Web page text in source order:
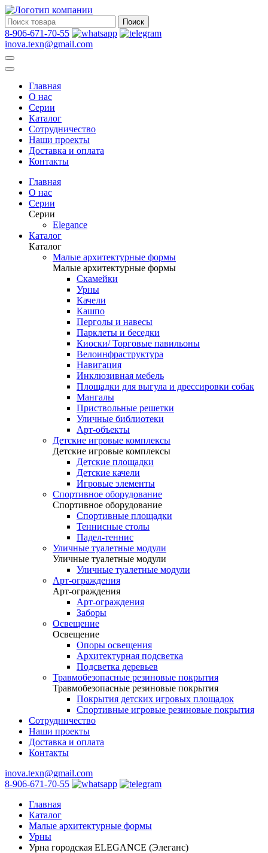
Поиск
8-906-671-70-55
inova.texn@gmail.com
Главная
О нас
Серии
Каталог
Сотрудничество
Наши проекты
Доставка и оплата
Контакты
Главная
О нас
Серии
Серии
Elegance
Каталог
Каталог
Малые архитектурные формы
Малые архитектурные формы
Скамейки
Урны
Качели
Кашпо
Перголы и навесы
Парклеты и беседки
Киоски/ Торговые павильоны
Велоинфраструктура
Навигация
Инклюзивная мебель
Площадки для выгула и дрессировки собак
Мангалы
Приствольные решетки
Уличные библиотеки
Арт-объекты
Детские игровые комплексы
Детские игровые комплексы
Детские площадки
Детские качели
Игровые элементы
Спортивное оборудование
Спортивное оборудование
Спортивные площадки
Теннисные столы
Падел-теннис
Уличные туалетные модули
Уличные туалетные модули
Уличные туалетные модули
Арт-ограждения
Арт-ограждения
Арт-ограждения
Заборы
Освещение
Освещение
Опоры освещения
Архитектурная подсветка
Подсветка деревьев
Травмобезопасные резиновые покрытия
Травмобезопасные резиновые покрытия
Покрытия детских игровых площадок
Спортивные игровые резиновые покрытия
Сотрудничество
Наши проекты
Доставка и оплата
Контакты
inova.texn@gmail.com
8-906-671-70-55
Главная
Каталог
Малые архитектурные формы
Урны
Урна городская ELEGANCE (Элеганс)